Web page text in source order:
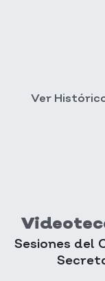
Ver
Sesiones del